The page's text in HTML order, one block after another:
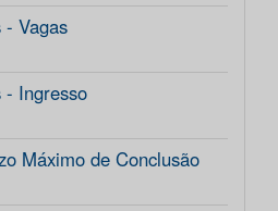
- Vagas
- Ingresso
Máximo de Conclusão